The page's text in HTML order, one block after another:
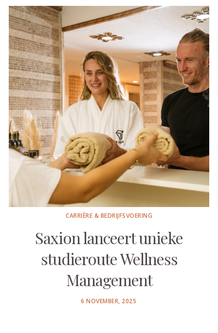
CARRIÈRE & BEDRIJFSVOERING
Saxion lanceert unieke
studieroute Wellness
Management
POSTED
6 NOVEMBER, 2025